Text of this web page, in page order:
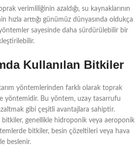
verimliliğinin azaldığı, su kaynaklarının
hızla arttığı günümüz dünyasında oldukça
sayesinde daha sürdürülebilir bir
Kullanılan Bitkiler
tarım yöntemlerinden farklı olarak toprak
yöntemidir. Bu yöntem, uzay tasarrufu
gibi çeşitli avantajlara sahiptir.
bitkiler, genellikle hidroponik veya aeroponik
bitkiler, besin çözeltileri veya hava
beslenir.